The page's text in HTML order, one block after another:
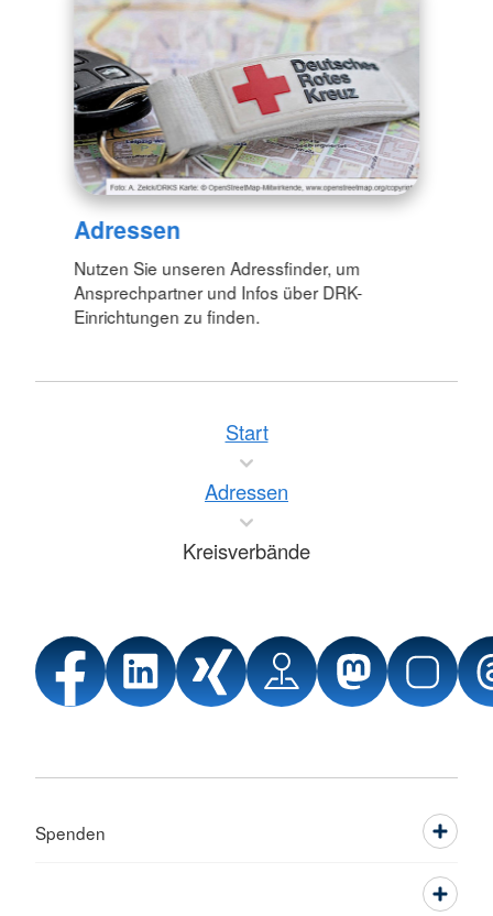
Adressen
Nutzen Sie unseren Adressfinder, um
Ansprechpartner und Infos über DRK-
Einrichtungen zu finden.
Start
Adressen
Kreisverbände
Spenden